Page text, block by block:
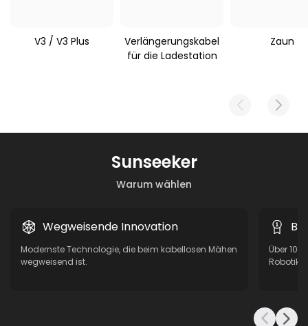
V3 / V3 Plus
Verlängerungskabel
für die Ladestation
Zaun
Warum wählen
Sunseeker
Wegweisende Innovation
Modernste Technologie, die beim kabellosen Mähen
wegweisend ist.
Über 10
Robotik,